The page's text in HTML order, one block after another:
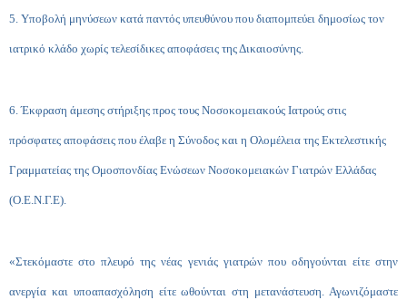
5. Υποβολή μηνύσεων κατά παντός υπευθύνου που διαπομπεύει δημοσίως τον
ιατρικό κλάδο χωρίς τελεσίδικες αποφάσεις της Δικαιοσύνης.
6. Έκφραση άμεσης στήριξης προς τους Νοσοκομειακούς Ιατρούς στις
πρόσφατες αποφάσεις που έλαβε η Σύνοδος και η Ολομέλεια της Εκτελεστικής
Γραμματείας της Ομοσπονδίας Ενώσεων Νοσοκομειακών Γιατρών Ελλάδας
(Ο.Ε.Ν.Γ.Ε).
«Στεκόμαστε στο πλευρό της νέας γενιάς γιατρών που οδηγούνται είτε στην
ανεργία και υποαπασχόληση είτε ωθούνται στη μετανάστευση. Αγωνιζόμαστε